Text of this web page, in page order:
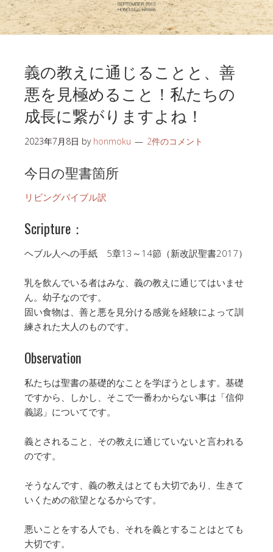
義の教えに通じることと、善
悪を見極めること！私たちの
成長に繋がりますよね！
2023年7月8日 by honmoku 2件のコメント
今日の聖書箇所
リビングバイブル訳
Scripture：
ヘブル人への手紙 5章13～14節（新改訳聖書2017）
乳を飲んでいる者はみな、義の教えに通じてはいませ
ん。幼子なのです。
固い食物は、善と悪を見分ける感覚を経験によって訓
練された大人のものです。
Observation
私たちは聖書の基礎的なことを学ぼうとします。基礎
ですから、しかし、そこで一番わからない事は「信仰
義認」についてです。
義とされること、その教えに通じていないと言われる
のです。
そうなんです、義の教えはとても大切であり、生きて
いくための欲望となるからです。
悪いことをする人でも、それを義とすることはとても
大切です。